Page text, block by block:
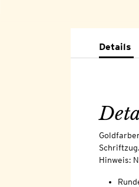
Details
Hinweis: